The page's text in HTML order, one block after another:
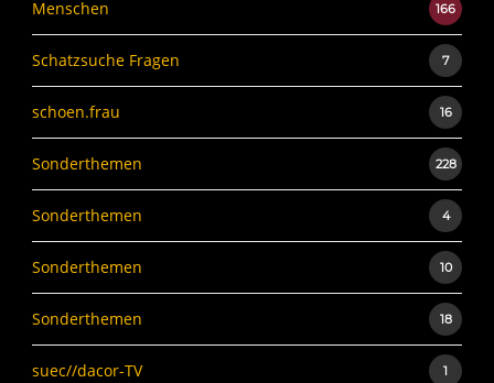
Menschen 166
Schatzsuche Fragen 7
schoen.frau 16
Sonderthemen 228
Sonderthemen 4
Sonderthemen 10
Sonderthemen 18
suec//dacor-TV 1